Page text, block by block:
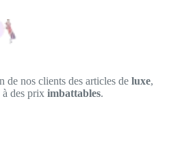
de nos clients des articles de luxe,
à des prix imbattables.